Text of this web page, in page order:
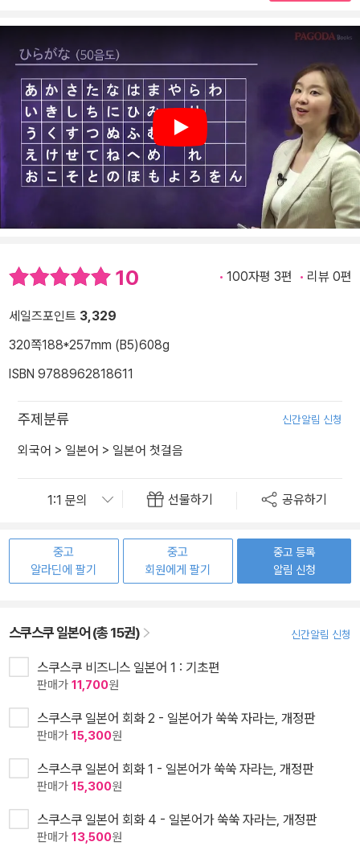
Play
10 100자평 3편 리뷰 0편
세일즈포인트 3,329
320쪽188*257mm (B5)608g
ISBN 9788962818611
주제분류 신간알림 신청
외국어 > 일본어 > 일본어 첫걸음
선물하기 공유하기
중고
알라딘에 팔기
중고
회원에게 팔기
중고 등록
알림 신청
스쿠스쿠 일본어 (총 15권) 신간알림 신청
스쿠스쿠 비즈니스 일본어 1 : 기초편
판매가 11,700원
스쿠스쿠 일본어 회화 2 - 일본어가 쑥쑥 자라는, 개정판
판매가 15,300원
스쿠스쿠 일본어 회화 1 - 일본어가 쑥쑥 자라는, 개정판
판매가 15,300원
스쿠스쿠 일본어 회화 4 - 일본어가 쑥쑥 자라는, 개정판
판매가 13,500원